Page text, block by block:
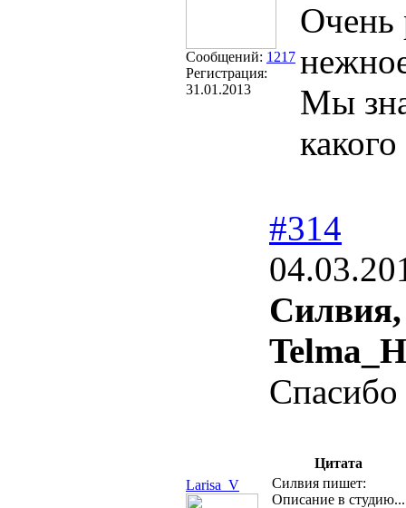
Сообщений: 1217
Регистрация:
31.01.2013
Очень
Мы
Larisa_V
#314
Силвия,
Спасибо
Цитата
Силвия пишет:
Описание в студию...